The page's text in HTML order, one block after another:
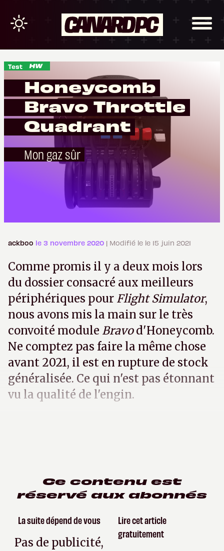
Test
Honeycomb
Bravo Throttle
Quadrant
Mon gaz sûr
ackboo le 3 novembre 2020 | Modifié le le 15 juin 2021
Comme promis il y a deux mois lors
du dossier consacré aux meilleurs
périphériques pour Flight Simulator,
nous avons mis la main sur le très
convoité module Bravod'Honeycomb.
Ne comptez pas faire la même chose
avant 2021, il est en rupture de stock
généralisée. Ce qui n'est pas étonnant
vu la qualité de l'engin.
Ce contenu est
réservé aux abonnés
La suite dépend de vous
Pas de publicité,
Lire cet article
gratuitement